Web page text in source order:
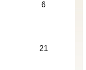
6
21